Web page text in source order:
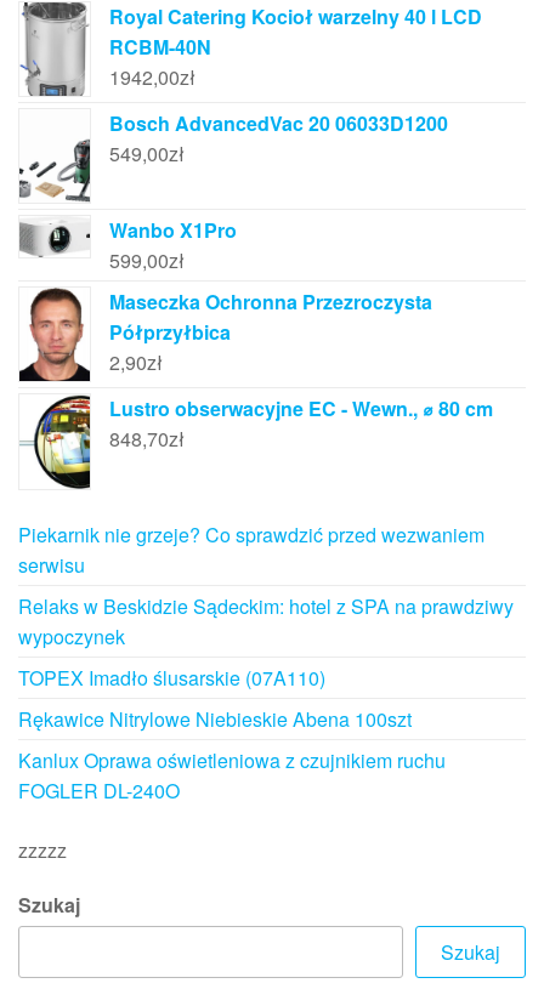
Royal Catering Kocioł warzelny 40 l LCD
RCBM-40N
1942,00zł
Bosch AdvancedVac 20 06033D1200
549,00zł
Wanbo X1Pro
599,00zł
Maseczka Ochronna Przezroczysta
Półprzyłbica
2,90zł
Lustro obserwacyjne EC - Wewn., ⌀ 80 cm
848,70zł
Piekarnik nie grzeje? Co sprawdzić przed wezwaniem
serwisu
Relaks w Beskidzie Sądeckim: hotel z SPA na prawdziwy
wypoczynek
TOPEX Imadło ślusarskie (07A110)
Rękawice Nitrylowe Niebieskie Abena 100szt
Kanlux Oprawa oświetleniowa z czujnikiem ruchu
FOGLER DL-240O
zzzzz
Szukaj
Szukaj